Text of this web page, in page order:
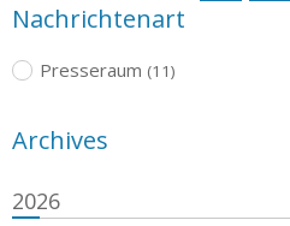
Nachrichtenart
Presseraum (11)
Archives
2026